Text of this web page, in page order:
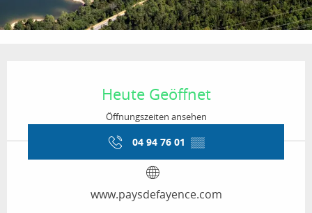
Heute Geöffnet
Öffnungszeiten ansehen
04 94 76 01 ▒▒
www.paysdefayence.com